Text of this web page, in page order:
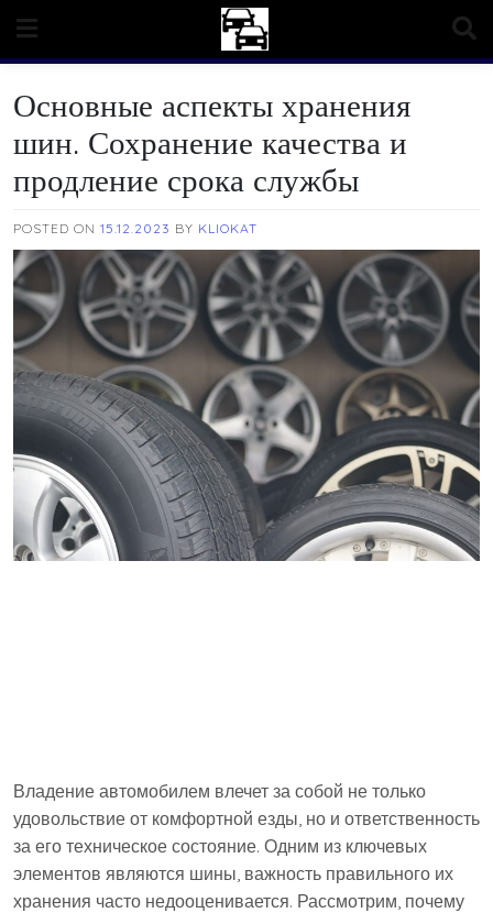
content
Основные аспекты хранения
шин. Сохранение качества и
продление срока службы
POSTED ON 15.12.2023 BY KLIOKAT
Владение автомобилем влечет за собой не только
удовольствие от комфортной езды, но и ответственность
за его техническое состояние. Одним из ключевых
элементов являются шины, важность правильного их
хранения часто недооценивается. Рассмотрим, почему